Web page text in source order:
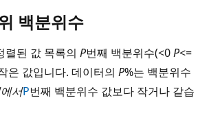
백분위수
렬된 값 목록의 P번째 백분위수(<0P<=
은 값입니다. 데이터의 P%는 백분위수
서P번째 백분위수 값보다 작거나 같습